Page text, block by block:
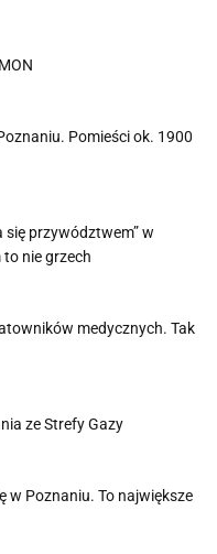
Pomieści ok. 1900
się przywództwem” w
nie grzech
medycznych. Tak
ze Strefy Gazy
w Poznaniu. To największe